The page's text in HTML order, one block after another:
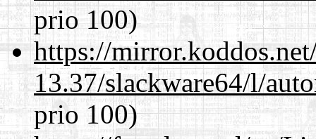
prio 100)
https://
13.37/slackware64/l/
prio 100)